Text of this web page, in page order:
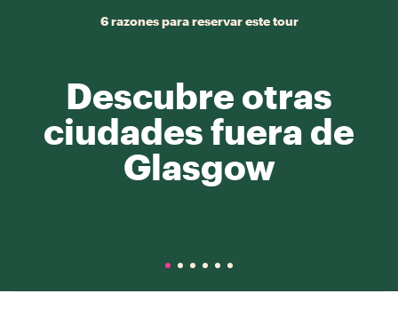
6 razones para reservar este tour
Descubre otras
ciudades fuera de
Glasgow